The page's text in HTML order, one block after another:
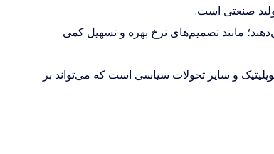
مانند تصمیم‌های نرخ بهره و تسهیل کمی
و سایر تحولات سیاسی است که می‌تواند بر